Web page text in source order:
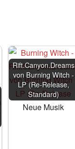
Rift.Canyon.Dreams
von Burning Witch -
LP (Re-Release,
Standard)
Neue Musik